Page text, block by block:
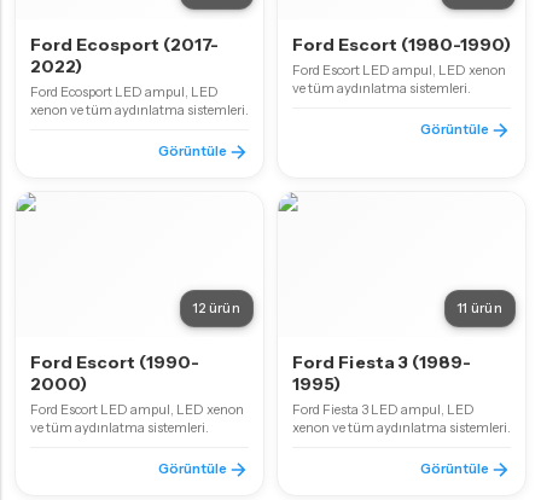
Ford Ecosport (2017-
2022)
Ford Ecosport LED ampul, LED
xenon ve tüm aydınlatma sistemleri.
Görüntüle
Ford Escort (1980-1990)
Ford Escort LED ampul, LED xenon
ve tüm aydınlatma sistemleri.
Görüntüle
12 ürün
Ford Escort (1990-
2000)
Ford Escort LED ampul, LED xenon
ve tüm aydınlatma sistemleri.
Görüntüle
11 ürün
Ford Fiesta 3 (1989-
1995)
Ford Fiesta 3 LED ampul, LED
xenon ve tüm aydınlatma sistemleri.
Görüntüle